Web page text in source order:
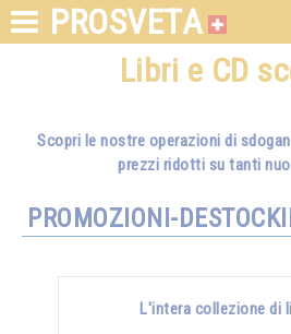
PROSVETA
Libri e CD
Scopri le nostre operazioni di
prezzi ridotti su tanti
PROMOZIONI-
L'intera collezione di